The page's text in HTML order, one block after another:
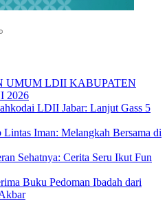
UMUM LDII KABUPATEN
2026
LDII Jabar: Lanjut Gass 5
Iman: Melangkah Bersama di
Sehatnya: Cerita Seru Ikut Fun
Buku Pedoman Ibadah dari